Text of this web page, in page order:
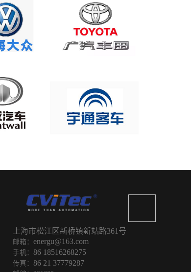
上海市松江区新桥镇新站路361号
邮箱： energu@163.com
手机： 86 18516268275
传真： 86 21 37779287